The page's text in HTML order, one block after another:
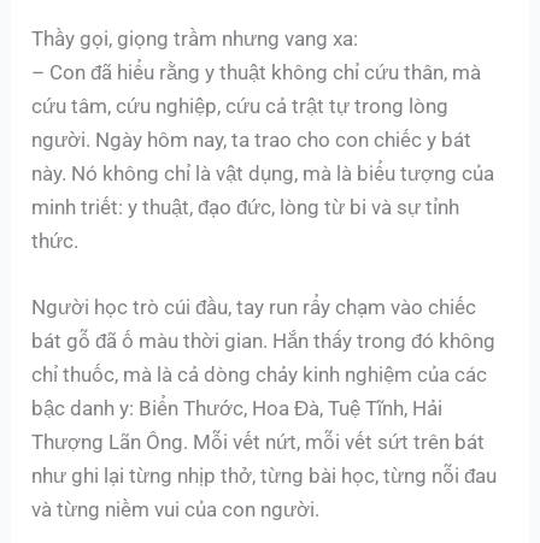
Thầy gọi, giọng trầm nhưng vang xa:
– Con đã hiểu rằng y thuật không chỉ cứu thân, mà
cứu tâm, cứu nghiệp, cứu cả trật tự trong lòng
người. Ngày hôm nay, ta trao cho con chiếc y bát
này. Nó không chỉ là vật dụng, mà là biểu tượng của
minh triết: y thuật, đạo đức, lòng từ bi và sự tỉnh
thức.
Người học trò cúi đầu, tay run rẩy chạm vào chiếc
bát gỗ đã ố màu thời gian. Hắn thấy trong đó không
chỉ thuốc, mà là cả dòng chảy kinh nghiệm của các
bậc danh y: Biển Thước, Hoa Đà, Tuệ Tĩnh, Hải
Thượng Lãn Ông. Mỗi vết nứt, mỗi vết sứt trên bát
như ghi lại từng nhịp thở, từng bài học, từng nỗi đau
và từng niềm vui của con người.